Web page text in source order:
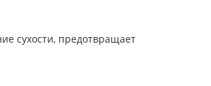
сухости, предотвращает